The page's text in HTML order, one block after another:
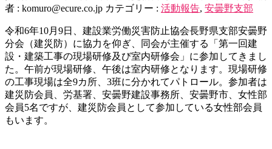
者 : komuro@ecure.co.jp カテゴリー : 活動報告, 安曇野支部
令和6年10月9日、建設業労働災害防止協会長野県支部安曇野
分会（建災防）に協力を仰ぎ、同会が主催する「第一回建
設・建築工事の現場研修及び室内研修会」に参加してきまし
た。午前が現場研修、午後は室内研修となります。現場研修
の工事現場は全9カ所、3班に分かれてパトロール。参加者は
建災防会員、労基署、安曇野建設事務所、安曇野市、女性部
会員5名ですが、建災防会員として参加している女性部会員
もいます。